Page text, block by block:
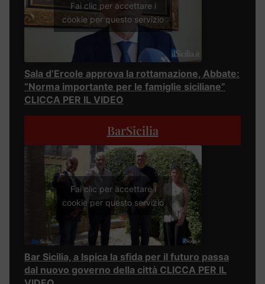
Fai clic per accettare i
cookie per questo servizio
Sala d’Ercole approva la rottamazione, Abbate:
“Norma importante per le famiglie siciliane”
CLICCA PER IL VIDEO
BarSicilia
Fai clic per accettare i
cookie per questo servizio
Bar Sicilia, a Ispica la sfida per il futuro passa
dal nuovo governo della città CLICCA PER IL